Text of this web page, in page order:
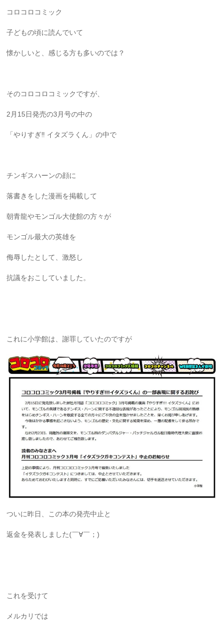
コロコロコミック
子どもの頃に読んでいて
懐かしいと、感じる方も多いのでは？
そのコロコロコミックですが、
2月15日発売の3月号の中の
「やりすぎ‼︎ イタズラくん」の中で
チンギスハーンの顔に
落書きをした漫画を掲載して
朝青龍やモンゴル大使館の方々が
モンゴル最大の英雄を
侮辱したとして、激怒し
抗議をおこしていました。
これに小学館は、謝罪していたのですが
ついに昨日、この本の発売中止と
返金を発表しました(￣∀￣；)
これを受けて
メルカリでは